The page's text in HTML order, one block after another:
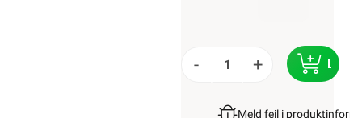
- +
Meld feil i